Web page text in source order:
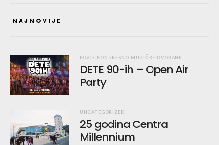
NAJNOVIJE
FOAJE KONGRESNO-MUZIČKE DVORANE
DETE 90-ih – Open Air
Party
UNCATEGORIZED
25 godina Centra
Millennium